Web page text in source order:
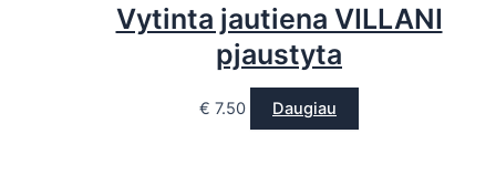
Vytinta jautiena VILLANI
pjaustyta
€ 7.50 Daugiau